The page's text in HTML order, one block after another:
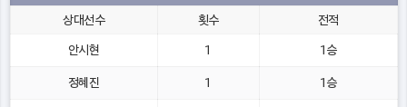
상대선수 횟수 전적
안시현 1 1승
정혜진 1 1승